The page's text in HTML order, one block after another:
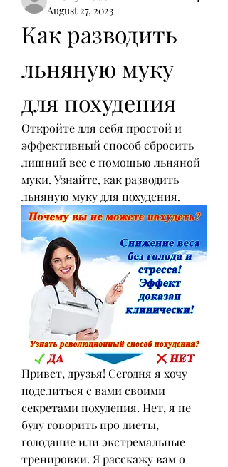
August 27, 2023
Как разводить
льняную муку
для похудения
Откройте для себя простой и
эффективный способ сбросить
лишний вес с помощью льняной
муки. Узнайте, как разводить
льняную муку для похудения.
Привет, друзья! Сегодня я хочу
поделиться с вами своими
секретами похудения. Нет, я не
буду говорить про диеты,
голодание или экстремальные
тренировки. Я расскажу вам о